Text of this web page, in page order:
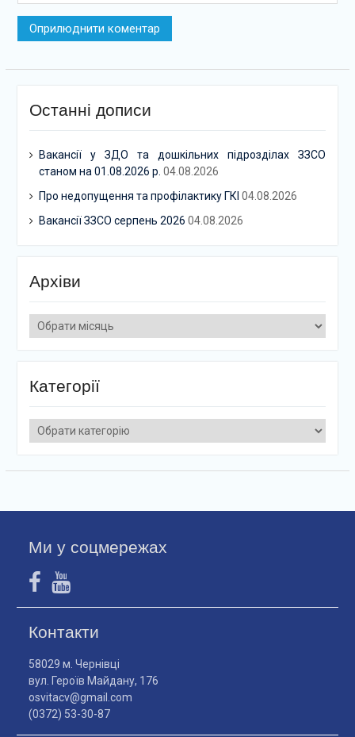
Останні дописи
Вакансії у ЗДО та дошкільних підрозділах ЗЗСО
станом на 01.08.2026 р. 04.08.2026
Про недопущення та профілактику ГКІ 04.08.2026
Вакансії ЗЗСО серпень 2026 04.08.2026
Архіви
Архіви
Категорії
Категорії
Ми у соцмережах
Контакти
58029 м. Чернівці
вул. Героїв Майдану, 176
osvitacv@gmail.com
(0372) 53-30-87